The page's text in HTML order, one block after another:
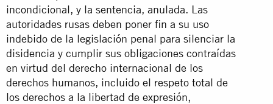
incondicional, y la sentencia, anulada. Las
autoridades rusas deben poner fin a su uso
indebido de la legislación penal para silenciar la
disidencia y cumplir sus obligaciones contraídas
en virtud del derecho internacional de los
derechos humanos, incluido el respeto total de
los derechos a la libertad de expresión,